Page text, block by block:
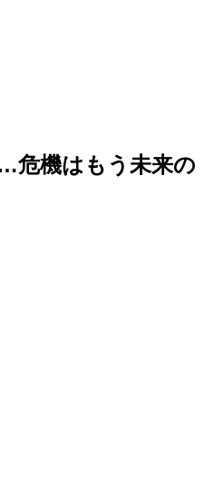
危機はもう未来の